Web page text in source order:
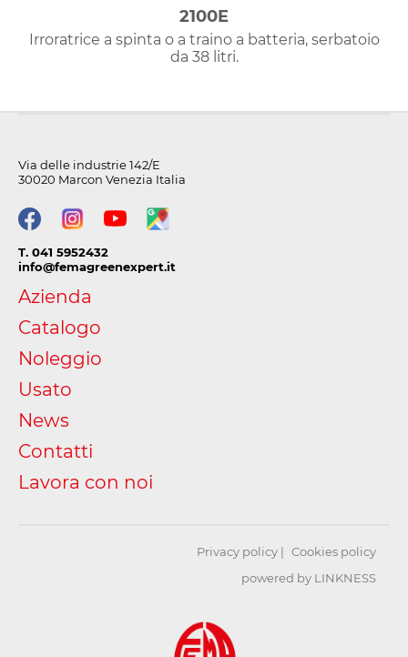
2100E
Irroratrice a spinta o a traino a batteria, serbatoio
da 38 litri.
Via delle industrie 142/E
30020 Marcon Venezia Italia
T. 041 5952432
info@femagreenexpert.it
Azienda
Catalogo
Noleggio
Usato
News
Contatti
Lavora con noi
Privacy policy
Cookies policy
powered by LINKNESS